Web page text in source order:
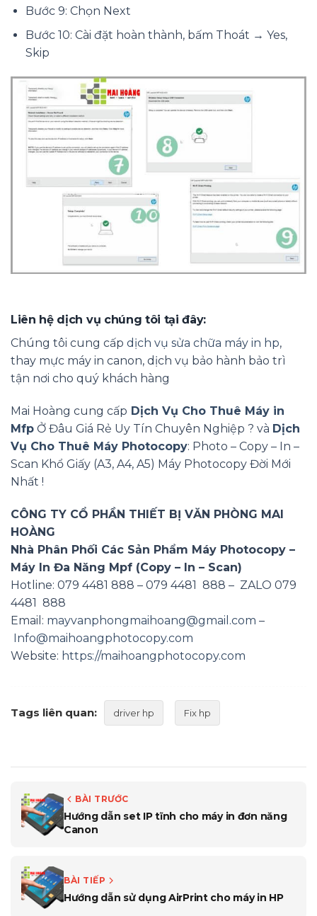
Bước 9: Chọn Next
Bước 10: Cài đặt hoàn thành, bấm Thoát → Yes,
Skip
Liên hệ dịch vụ chúng tôi tại đây:
Chúng tôi cung cấp dịch vụ sửa chữa máy in hp,
thay mực máy in canon, dịch vụ bảo hành bảo trì
tận nơi cho quý khách hàng
Mai Hoàng cung cấp Dịch Vụ Cho Thuê Máy in
Mfp Ở Đâu Giá Rẻ Uy Tín Chuyên Nghiệp ? và Dịch
Vụ Cho Thuê Máy Photocopy: Photo – Copy – In –
Scan Khổ Giấy (A3, A4, A5) Máy Photocopy Đời Mới
Nhất !
CÔNG TY CỔ PHẦN THIẾT BỊ VĂN PHÒNG MAI
HOÀNG
Nhà Phân Phối Các Sản Phẩm Máy Photocopy –
Máy In Đa Năng Mpf (Copy – In – Scan)
Hotline: 079 4481 888 – 079 4481 888 – ZALO 079
4481 888
Email: mayvanphongmaihoang@gmail.com –
Info@maihoangphotocopy.com
Website: https://maihoangphotocopy.com
Tags liên quan: driver hp Fix hp
BÀI TRƯỚC
Hướng dẫn set IP tĩnh cho máy in đơn năng
Canon
BÀI TIẾP
Hướng dẫn sử dụng AirPrint cho máy in HP